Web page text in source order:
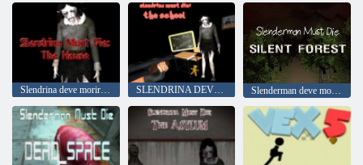
Slendrina deve morire la casa SLENDRINA DEVE morire: la scuola Slenderman deve morire: Foresta silenziosa